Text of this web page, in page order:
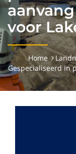
voor
Home
Gespecialiseerd in